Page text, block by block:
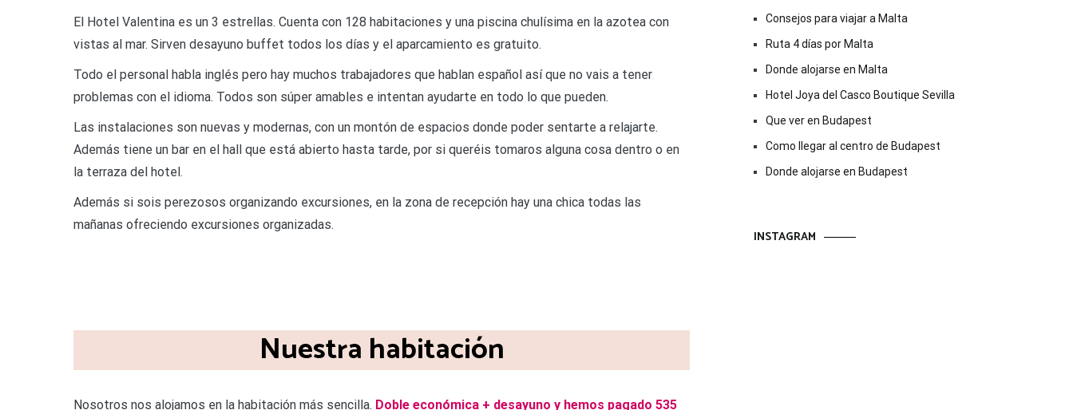
El Hotel Valentina es un 3 estrellas. Cuenta con 128 habitaciones y una piscina chulísima en la azotea con
vistas al mar. Sirven desayuno buffet todos los días y el aparcamiento es gratuito.
Todo el personal habla inglés pero hay muchos trabajadores que hablan español así que no vais a tener
problemas con el idioma. Todos son súper amables e intentan ayudarte en todo lo que pueden.
Las instalaciones son nuevas y modernas, con un montón de espacios donde poder sentarte a relajarte.
Además tiene un bar en el hall que está abierto hasta tarde, por si queréis tomaros alguna cosa dentro o en
la terraza del hotel.
Además si sois perezosos organizando excursiones, en la zona de recepción hay una chica todas las
mañanas ofreciendo excursiones organizadas.
Nuestra habitación
Nosotros nos alojamos en la habitación más sencilla. Doble económica + desayuno y hemos pagado 535
Consejos para viajar a Malta
Ruta 4 días por Malta
Donde alojarse en Malta
Hotel Joya del Casco Boutique Sevilla
Que ver en Budapest
Como llegar al centro de Budapest
Donde alojarse en Budapest
INSTAGRAM